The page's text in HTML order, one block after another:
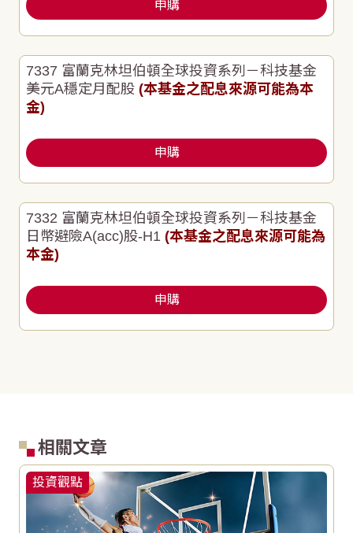
申購
7337 富蘭克林坦伯頓全球投資系列－科技基金
美元A穩定月配股 (本基金之配息來源可能為本
金)
申購
7332 富蘭克林坦伯頓全球投資系列－科技基金
日幣避險A(acc)股-H1 (本基金之配息來源可能為
本金)
申購
相關文章
投資觀點